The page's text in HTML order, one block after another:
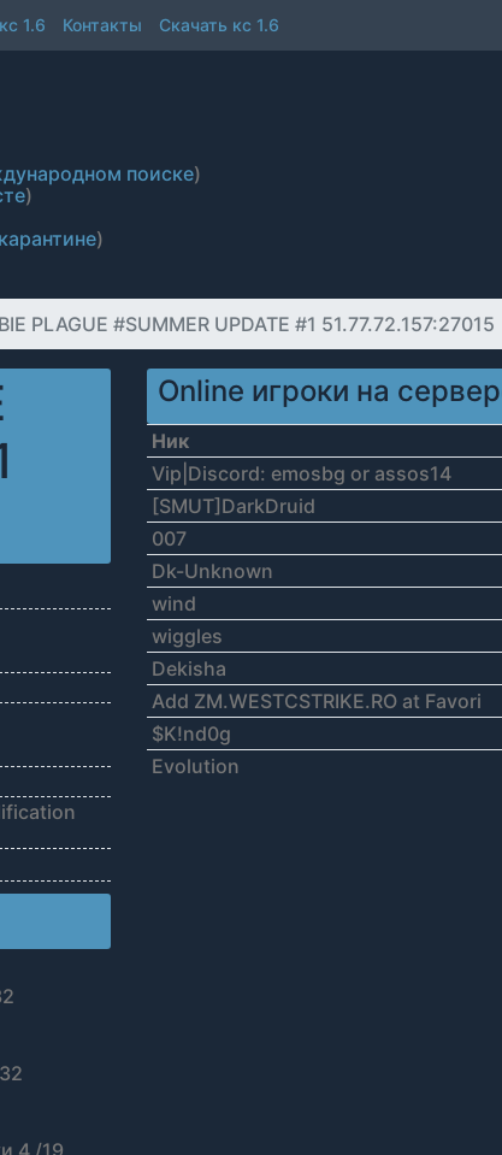
1.6 Контакты Скачать кс 1.6
поиске)
)
)
PLAGUE #SUMMER UPDATE #1 51.77.72.157:27015
Online игроки на
Ник
Vip|Discord: emosbg or assos14
[SMUT]DarkDruid
007
Dk-Unknown
wind
wiggles
Dekisha
Add ZM.WESTCSTRIKE.RO at Favori
$K!nd0g
Evolution